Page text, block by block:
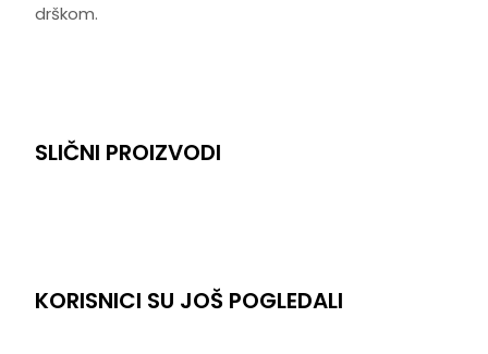
drškom.
SLIČNI PROIZVODI
KORISNICI SU JOŠ POGLEDALI